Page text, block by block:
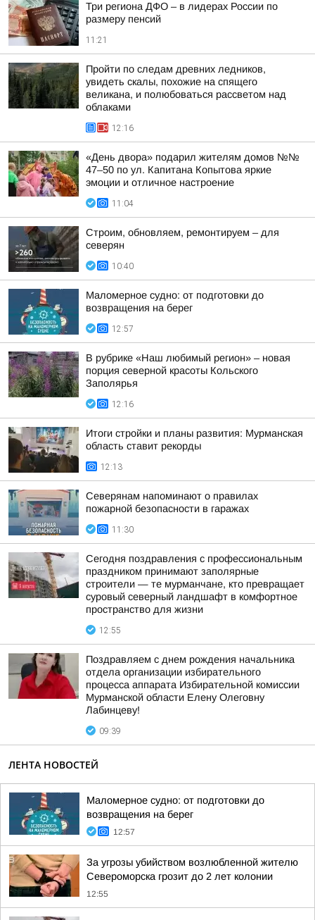
Три региона ДФО – в лидерах России по
размеру пенсий
11:21
Пройти по следам древних ледников,
увидеть скалы, похожие на спящего
великана, и полюбоваться рассветом над
облаками
12:16
«День двора» подарил жителям домов №№
47–50 по ул. Капитана Копытова яркие
эмоции и отличное настроение
11:04
Строим, обновляем, ремонтируем – для
северян
10:40
Маломерное судно: от подготовки до
возвращения на берег
12:57
В рубрике «Наш любимый регион» – новая
порция северной красоты Кольского
Заполярья
12:16
Итоги стройки и планы развития: Мурманская
область ставит рекорды
12:13
Северянам напоминают о правилах
пожарной безопасности в гаражах
11:30
Сегодня поздравления с профессиональным
праздником принимают заполярные
строители — те мурманчане, кто превращает
суровый северный ландшафт в комфортное
пространство для жизни
12:55
Поздравляем с днем рождения начальника
отдела организации избирательного
процесса аппарата Избирательной комиссии
Мурманской области Елену Олеговну
Лабинцеву!
09:39
ЛЕНТА НОВОСТЕЙ
Маломерное судно: от подготовки до
возвращения на берег
12:57
За угрозы убийством возлюбленной жителю
Североморска грозит до 2 лет колонии
12:55